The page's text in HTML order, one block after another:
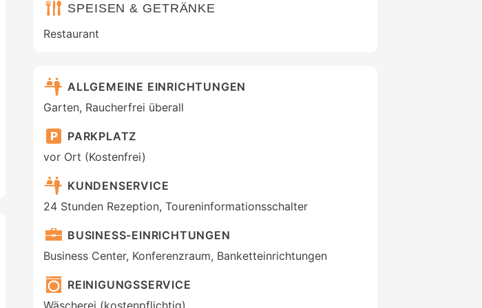
SPEISEN & GETRÄNKE
Restaurant
ALLGEMEINE EINRICHTUNGEN
Garten, Raucherfrei überall
PARKPLATZ
vor Ort (Kostenfrei)
KUNDENSERVICE
24 Stunden Rezeption, Toureninformationsschalter
BUSINESS-EINRICHTUNGEN
Business Center, Konferenzraum, Banketteinrichtungen
REINIGUNGSSERVICE